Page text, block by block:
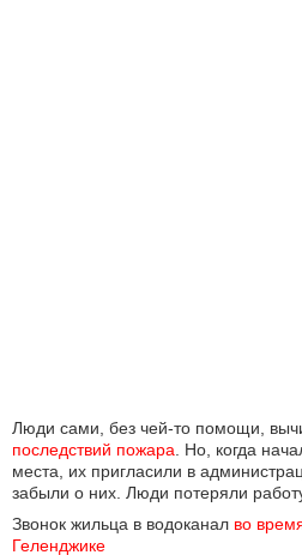
Люди сами, без чей-то помощи,
последствий пожара. Но, когда
места, их пригласили в
забыли о них. Люди потеряли
Звонок жильца в водоканал во
Геленджике